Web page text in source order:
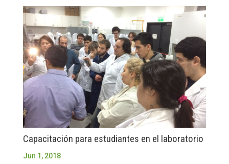
Capacitación para estudiantes en el laboratorio
Jun 1, 2018